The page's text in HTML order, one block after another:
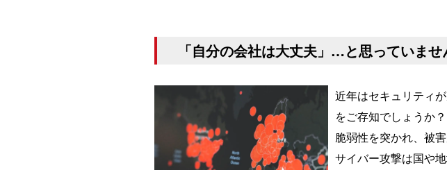
「自分の会社は大丈夫」…と思っていませ
近年はセキュリティ
をご存知でしょうか
脆弱性を突かれ、被
サイバー攻撃は国や